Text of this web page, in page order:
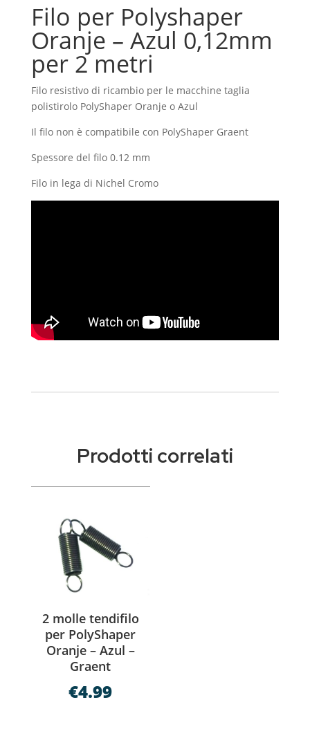
Oranje
Azul
quantità
Filo per Polyshaper
Oranje – Azul 0,12mm
per 2 metri
Filo resistivo di ricambio per le macchine taglia
polistirolo PolyShaper Oranje o Azul
Il filo non è compatibile con PolyShaper Graent
Spessore del filo 0.12 mm
Filo in lega di Nichel Cromo
Prodotti correlati
2 molle tendifilo
per PolyShaper
Oranje – Azul –
Graent
€4.99